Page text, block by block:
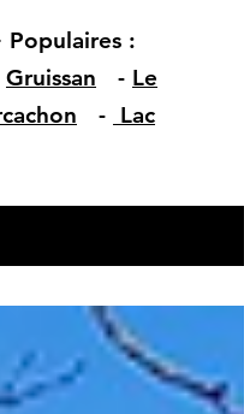
Populaires :
Gruissan - Le
- Lac